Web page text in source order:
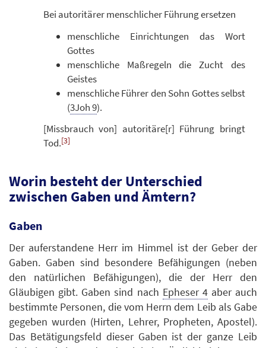
Bei autoritärer menschlicher Führung ersetzen
menschliche Einrichtungen das Wort
Gottes
menschliche Maßregeln die Zucht des
Geistes
menschliche Führer den Sohn Gottes selbst
(3Joh 9).
[Missbrauch von] autoritäre[r] Führung bringt
Tod.[3]
Worin besteht der Unterschied
zwischen Gaben und Ämtern?
Gaben
Der auferstandene Herr im Himmel ist der Geber der
Gaben. Gaben sind besondere Befähigungen (neben
den natürlichen Befähigungen), die der Herr den
Gläubigen gibt. Gaben sind nach Epheser 4aber auch
bestimmte Personen, die vom Herrn dem Leib als Gabe
gegeben wurden (Hirten, Lehrer, Propheten, Apostel).
Das Betätigungsfeld dieser Gaben ist der ganze Leib